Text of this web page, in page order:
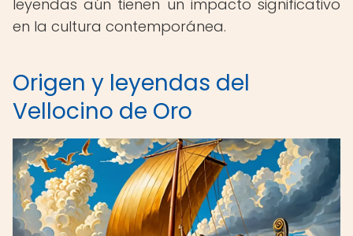
leyendas aún tienen un impacto significativo
en la cultura contemporánea.
Origen y leyendas del
Vellocino de Oro